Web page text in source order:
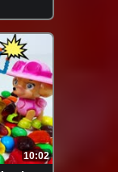
10:02